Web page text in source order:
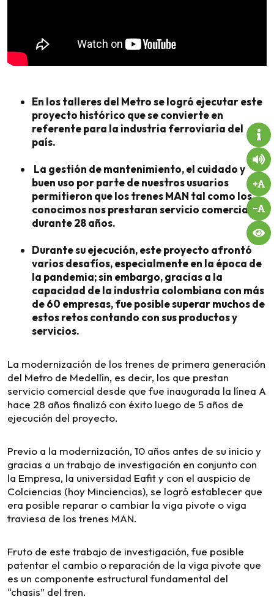
En los talleres del Metro se logró ejecutar este
proyecto histórico que se convierte en
referente para la industria ferroviaria del
país.
La gestión de mantenimiento, el cuidado y
buen uso por parte de nuestros usuarios
permitieron que los trenes MAN tal como los
conocimos nos prestaran servicio comercial
durante 28 años.
Durante su ejecución, este proyecto afrontó
varios desafíos, especialmente en la época de
la pandemia; sin embargo, gracias a la
capacidad de la industria colombiana con más
de 60 empresas, fue posible superar muchos de
estos retos contando con sus productos y
servicios.
La modernización de los trenes de primera generación
del Metro de Medellín, es decir, los que prestan
servicio comercial desde que fue inaugurada la línea A
hace 28 años finalizó con éxito luego de 5 años de
ejecución del proyecto.
Previo a la modernización, 10 años antes de su inicio y
gracias a un trabajo de investigación en conjunto con
la Empresa, la universidad Eafit y con el auspicio de
Colciencias (hoy Minciencias), se logró establecer que
era posible reparar o cambiar la viga pivote o viga
traviesa de los trenes MAN.
Fruto de este trabajo de investigación, fue posible
patentar el cambio o reparación de la viga pivote que
es un componente estructural fundamental del
“chasis” del tren.